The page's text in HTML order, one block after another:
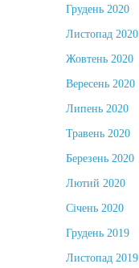
Грудень 2020
Листопад 2020
Жовтень 2020
Вересень 2020
Липень 2020
Травень 2020
Березень 2020
Лютий 2020
Січень 2020
Грудень 2019
Листопад 2019